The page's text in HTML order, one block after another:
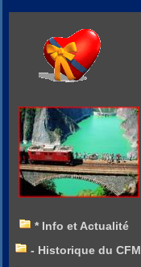
* Info et Actualité
- Historique du CFM